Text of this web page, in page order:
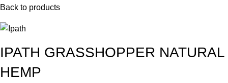
Back to products
IPATH GRASSHOPPER NATURAL
HEMP